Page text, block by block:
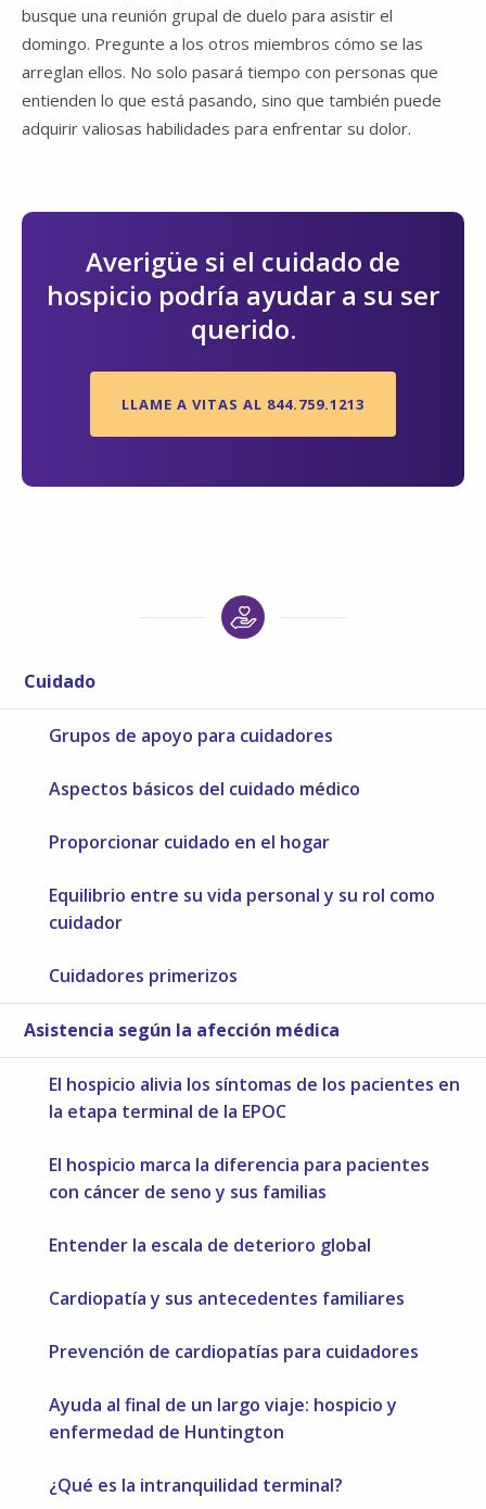
busque una reunión grupal de duelo para asistir el
domingo. Pregunte a los otros miembros cómo se las
arreglan ellos. No solo pasará tiempo con personas que
entienden lo que está pasando, sino que también puede
adquirir valiosas habilidades para enfrentar su dolor.
Averigüe si el cuidado de
hospicio podría ayudar a su ser
querido.
LLAME A VITAS AL 844.759.1213
Cuidado
Grupos de apoyo para cuidadores
Aspectos básicos del cuidado médico
Proporcionar cuidado en el hogar
Equilibrio entre su vida personal y su rol como
cuidador
Cuidadores primerizos
Asistencia según la afección médica
El hospicio alivia los síntomas de los pacientes en
la etapa terminal de la EPOC
El hospicio marca la diferencia para pacientes
con cáncer de seno y sus familias
Entender la escala de deterioro global
Cardiopatía y sus antecedentes familiares
Prevención de cardiopatías para cuidadores
Ayuda al final de un largo viaje: hospicio y
enfermedad de Huntington
¿Qué es la intranquilidad terminal?